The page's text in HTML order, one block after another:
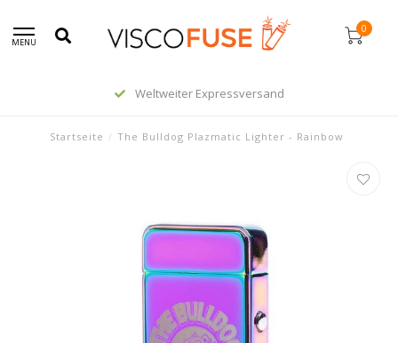
MENU
0
Weltweiter Expressversand
Startseite / The Bulldog Plazmatic Lighter - Rainbow